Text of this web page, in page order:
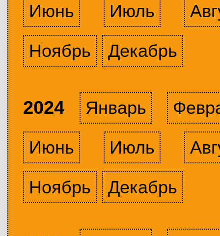
Июнь
Июль
Ноябрь
Декабрь
2024 Январь
Июнь
Июль
Ноябрь
Декабрь